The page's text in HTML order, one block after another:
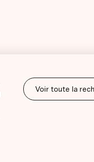
Voir toute la